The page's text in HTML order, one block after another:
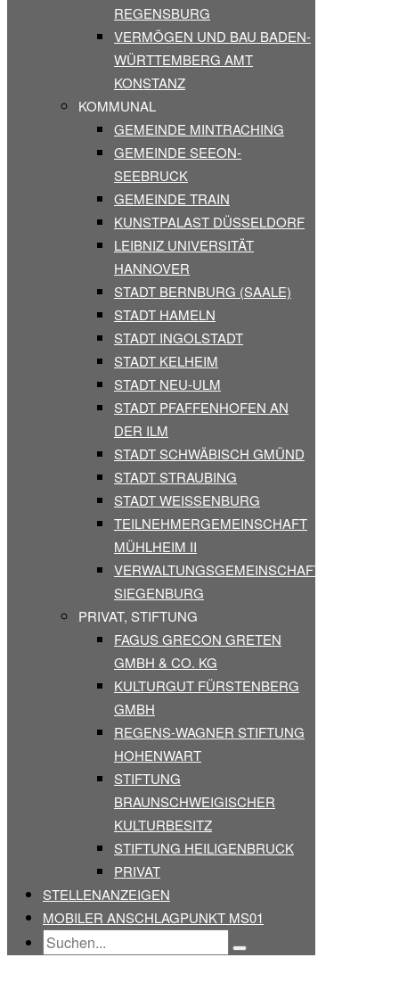
REGENSBURG
VERMÖGEN UND BAU BADEN-
WÜRTTEMBERG AMT
KONSTANZ
KOMMUNAL
GEMEINDE MINTRACHING
GEMEINDE SEEON-
SEEBRUCK
GEMEINDE TRAIN
KUNSTPALAST DÜSSELDORF
LEIBNIZ UNIVERSITÄT
HANNOVER
STADT BERNBURG (SAALE)
STADT HAMELN
STADT INGOLSTADT
STADT KELHEIM
STADT NEU-ULM
STADT PFAFFENHOFEN AN
DER ILM
STADT SCHWÄBISCH GMÜND
STADT STRAUBING
STADT WEISSENBURG
TEILNEHMERGEMEINSCHAFT
MÜHLHEIM II
VERWALTUNGSGEMEINSCHAFT
SIEGENBURG
PRIVAT, STIFTUNG
FAGUS GRECON GRETEN
GMBH & CO. KG
KULTURGUT FÜRSTENBERG
GMBH
REGENS-WAGNER STIFTUNG
HOHENWART
STIFTUNG
BRAUNSCHWEIGISCHER
KULTURBESITZ
STIFTUNG HEILIGENBRUCK
PRIVAT
STELLENANZEIGEN
MOBILER ANSCHLAGPUNKT MS01
Search